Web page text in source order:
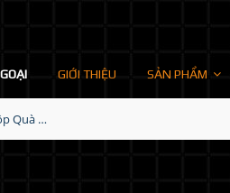
GIỚI THIỆU SẢN PHẨM
Rượu Jim Beam - Hộp Quà Tết 2022